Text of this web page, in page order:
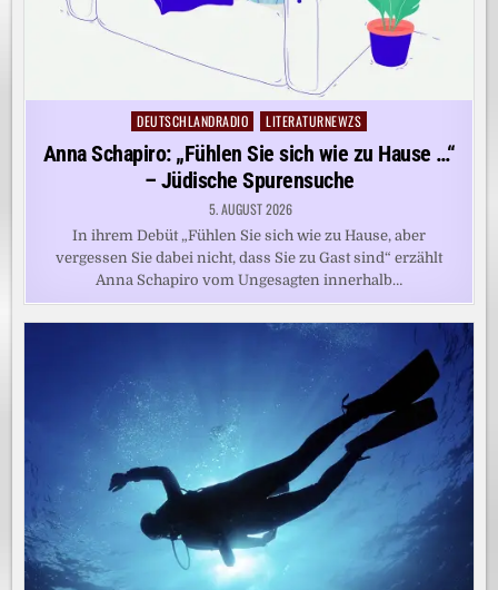
Posted
DEUTSCHLANDRADIO LITERATURNEWZS
Anna Schapiro: „Fühlen Sie sich wie zu Hause …“
– Jüdische Spurensuche
5. AUGUST 2026
In ihrem Debüt „Fühlen Sie sich wie zu Hause, aber
vergessen Sie dabei nicht, dass Sie zu Gast sind“ erzählt
Anna Schapiro vom Ungesagten innerhalb…